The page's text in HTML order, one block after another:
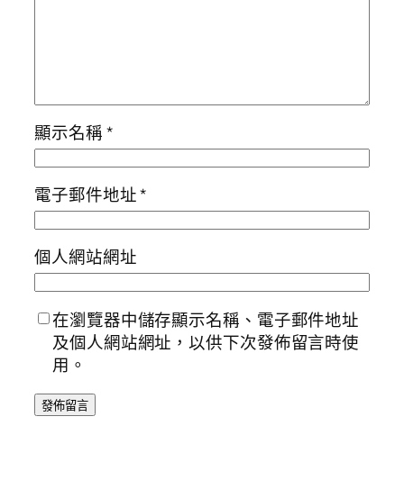
顯示名稱*
電子郵件地址*
個人網站網址
在瀏覽器中儲存顯示名稱、電子郵件地址
及個人網站網址，以供下次發佈留言時使
用。